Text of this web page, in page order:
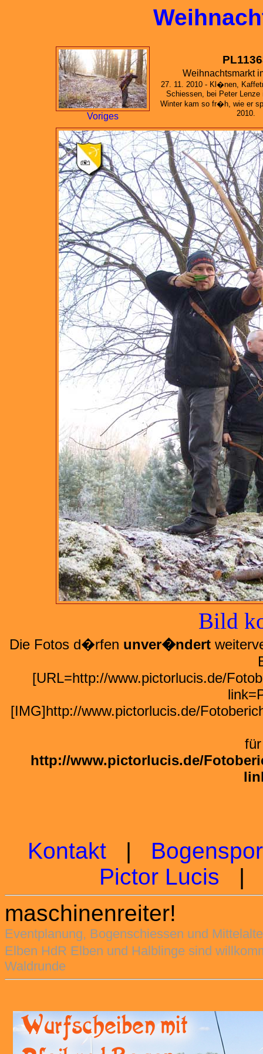
Voriges
Weihnachtsmarkt
27. 11. 2010 - Kl�nen,
Schiessen, bei Peter Lenze
Winter kam so fr�h, wie er
2010.
Bild
Die Fotos d�rfen unver�ndert
[URL=http://www.pictorlucis.de/
[IMG]http://www.pictorlucis.de/
http://www.pictorlucis.de/
Kontakt |
Pictor Lucis
maschinenreiter!
Eventplanung, Bogenschiessen und
Elben HdR Elben und Halblinge sind
Waldrunde